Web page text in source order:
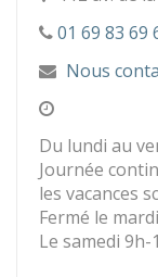
01 69 83 69
Nous
Du lundi au
Journée
les vacances
Fermé le
Le samedi 9h-